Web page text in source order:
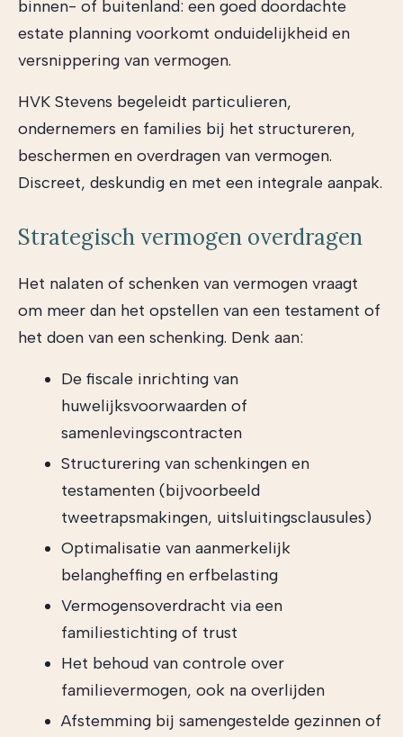
binnen- of buitenland: een goed doordachte
estate planning voorkomt onduidelijkheid en
versnippering van vermogen.
HVK Stevens begeleidt particulieren,
ondernemers en families bij het structureren,
beschermen en overdragen van vermogen.
Discreet, deskundig en met een integrale aanpak.
Strategisch vermogen overdragen
Het nalaten of schenken van vermogen vraagt
om meer dan het opstellen van een testament of
het doen van een schenking. Denk aan:
De fiscale inrichting van
huwelijksvoorwaarden of
samenlevingscontracten
Structurering van schenkingen en
testamenten (bijvoorbeeld
tweetrapsmakingen, uitsluitingsclausules)
Optimalisatie van aanmerkelijk
belangheffing en erfbelasting
Vermogensoverdracht via een
familiestichting of trust
Het behoud van controle over
familievermogen, ook na overlijden
Afstemming bij samengestelde gezinnen of